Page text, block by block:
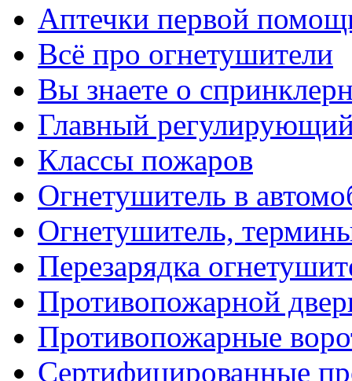
Аптечки первой
Всё про огнетушители
Вы знаете о
Главный
Классы пожаров
Огнетушитель в
Огнетушитель,
Перезарядка
Противопожарной
Противопожарные
Сертифицированные